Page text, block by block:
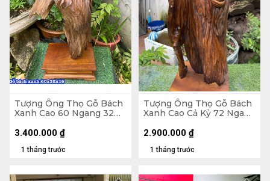
Tượng Ông Thọ Gỗ Bách
Xanh Cao 60 Ngang 32
1 tháng trước
3.400.000 ₫
Tượng Ông Thọ Gỗ Bách
Xanh Cao Cả Kỷ 72 Ngang
1 tháng trước
2.900.000 ₫